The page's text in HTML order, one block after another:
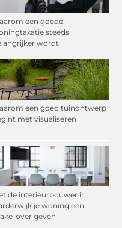
een goede
steeds
wordt
een goed tuinontwerp
met visualiseren
de interieurbouwer in
je woning een
over geven